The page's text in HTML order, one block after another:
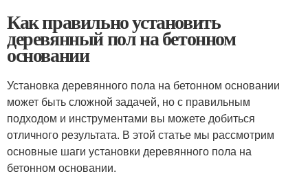
Как правильно установить
деревянный пол на бетонном
основании
Установка деревянного пола на бетонном основании
может быть сложной задачей, но с правильным
подходом и инструментами вы можете добиться
отличного результата. В этой статье мы рассмотрим
основные шаги установки деревянного пола на
бетонном основании.